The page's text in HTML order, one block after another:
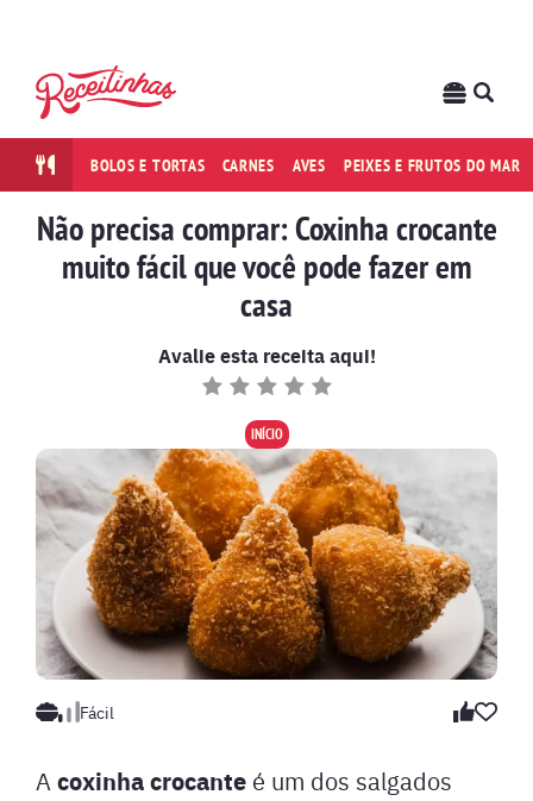
BOLOS E TORTAS CARNES AVES PEIXES E FRUTOS DO MAR
Não precisa comprar: Coxinha crocante
muito fácil que você pode fazer em
casa
Avalie esta receita aqui!
INÍCIO
Fácil
A coxinha crocante é um dos salgados